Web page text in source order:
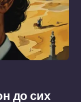
до сих